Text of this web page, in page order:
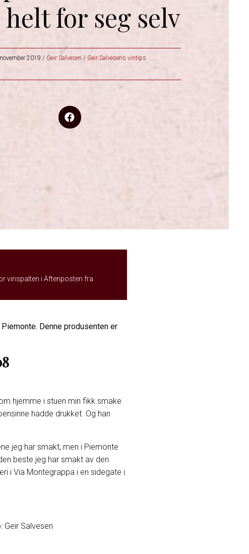
helt for seg selv
2019 / Geir Salvesen / Geir Salvesens vintips
vinspalten i Aftenposten fra
Denne produsenten er
hjemme i stuen min fikk smake
hadde drukket. Og han
jeg har smakt, men i Piemonte
beste jeg har smakt av den
i Via Montegrappa i en sidegate i
Geir Salvesen